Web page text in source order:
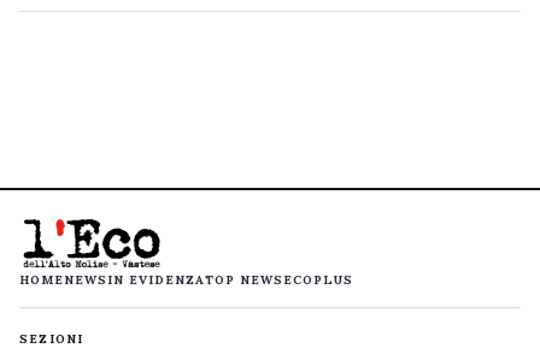
HOMENEWS IN EVIDENZATOP NEWS ECOPLUS
SEZIONI